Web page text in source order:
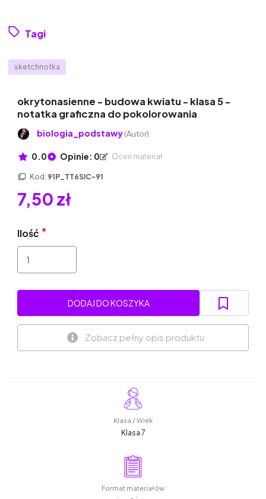
Tagi
sketchnotka
okrytonasienne - budowa kwiatu - klasa 5 -
notatka graficzna do pokolorowania
biologia_podstawy(Autor)
0.0 Opinie: 0 Oceń materiał
Kod: 91P_TT6SIC-91
7,50 zł
Ilość
DODAJ DO KOSZYKA
Zobacz pełny opis produktu
Klasa / Wiek
Klasa 7
Format materiałów